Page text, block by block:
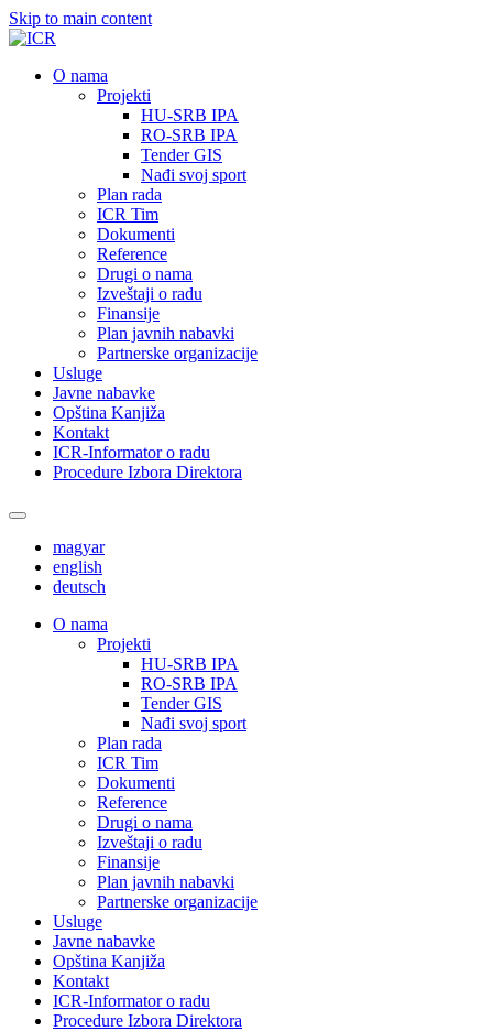
Skip to main content
О nama
Projekti
HU-SRB IPA
RO-SRB IPA
Tender GIS
Nađi svoj sport
Plan rada
ICR Tim
Dokumenti
Reference
Drugi o nama
Izveštaji o radu
Finansije
Plan javnih nabavki
Partnerske organizacije
Usluge
Javne nabavke
Opština Kanjiža
Kontakt
ICR-Informator o radu
Procedure Izbora Direktora
magyar
english
deutsch
О nama
Projekti
HU-SRB IPA
RO-SRB IPA
Tender GIS
Nađi svoj sport
Plan rada
ICR Tim
Dokumenti
Reference
Drugi o nama
Izveštaji o radu
Finansije
Plan javnih nabavki
Partnerske organizacije
Usluge
Javne nabavke
Opština Kanjiža
Kontakt
ICR-Informator o radu
Procedure Izbora Direktora